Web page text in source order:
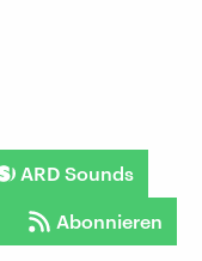
ARD Sounds
Abonnieren